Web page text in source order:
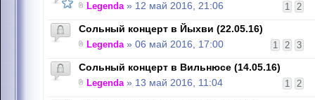
1 2
Legenda» 12 май 2016, 21:06
Сольный концерт в Йыхви (22.05.16)
1 2 3
Legenda» 06 май 2016, 17:00
Сольный концерт в Вильнюсе (14.05.16)
1 2
Legenda» 13 май 2016, 11:04